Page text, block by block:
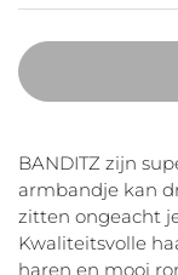
BANDITZ zijn
armbandje kan
zitten ongeacht
Kwaliteitsvolle
haren en mooi